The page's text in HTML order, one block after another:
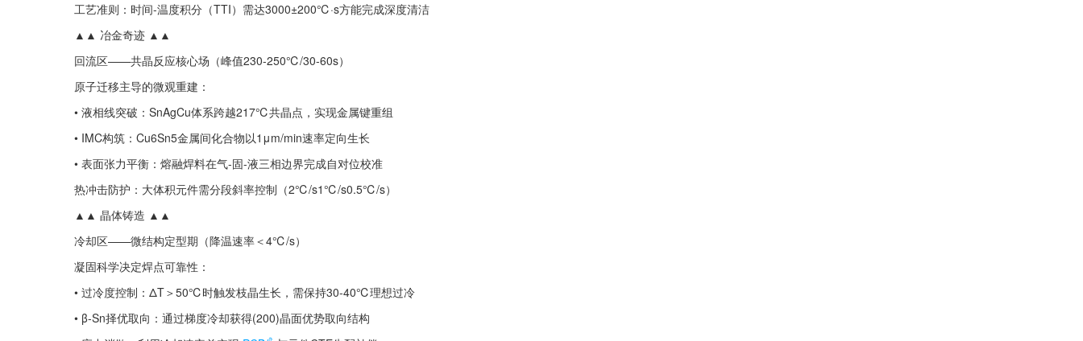
工艺准则：时间-温度积分（TTI）需达3000±200℃·s方能完成深度清洁
▲▲ 冶金奇迹 ▲▲
回流区——共晶反应核心场（峰值230-250℃/30-60s）
原子迁移主导的微观重建：
• 液相线突破：SnAgCu体系跨越217℃共晶点，实现金属键重组
• IMC构筑：Cu6Sn5金属间化合物以1μm/min速率定向生长
• 表面张力平衡：熔融焊料在气-固-液三相边界完成自对位校准
热冲击防护：大体积元件需分段斜率控制（2℃/s1℃/s0.5℃/s）
▲▲ 晶体铸造 ▲▲
冷却区——微结构定型期（降温速率＜4℃/s）
凝固科学决定焊点可靠性：
• 过冷度控制：ΔT＞50℃时触发枝晶生长，需保持30-40℃理想过冷
• β-Sn择优取向：通过梯度冷却获得(200)晶面优势取向结构